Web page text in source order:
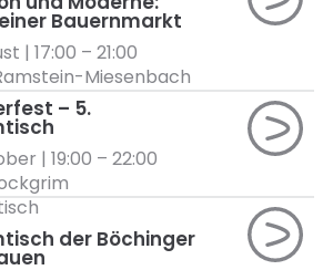
Bauernmarkt
| 17:00 – 21:00
Miesenbach
– 5.
| 19:00 – 22:00
der Böchinger